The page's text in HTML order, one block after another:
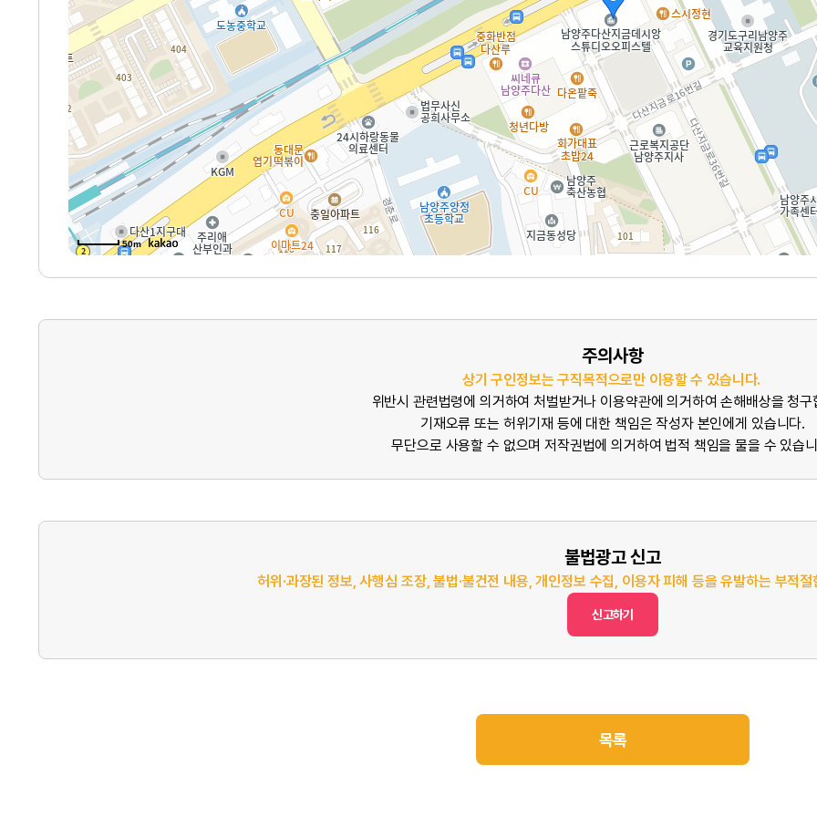
50m
주의사항
상기 구인정보는 구직목적으로만 이용할 수 있습니다.
위반시 관련법령에 의거하여 처벌받거나 이용약관에 의거하여 손해배상을 청구
기재오류 또는 허위기재 등에 대한 책임은 작성자 본인에게 있습니다.
무단으로 사용할 수 없으며 저작권법에 의거하여 법적 책임을 물을 수 있습
불법광고 신고
허위·과장된 정보, 사행심 조장, 불법·불건전 내용, 개인정보 수집, 이용자 피해 등을 유발하는 부적
신고하기
목록